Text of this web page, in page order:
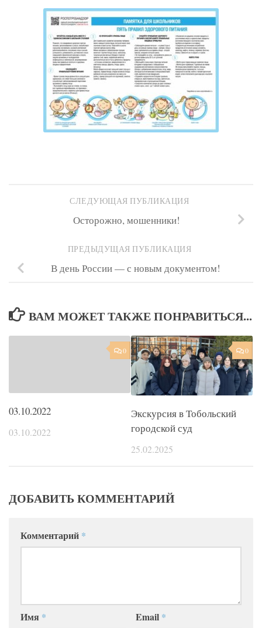
СЛЕДУЮЩАЯ ПУБЛИКАЦИЯ
Осторожно, мошенники!
ПРЕДЫДУЩАЯ ПУБЛИКАЦИЯ
В день России — с новым документом!
ВАМ МОЖЕТ ТАКЖЕ ПОНРАВИТЬСЯ...
0
03.10.2022
03.10.2022
0
Экскурсия в Тобольский
городской суд
25.02.2025
ДОБАВИТЬ КОММЕНТАРИЙ
Комментарий *
Имя * Email *